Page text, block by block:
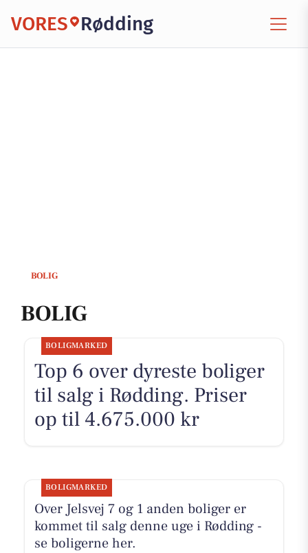
VORES Rødding
BOLIG
BOLIG
BOLIGMARKED
Top 6 over dyreste boliger
til salg i Rødding. Priser
op til 4.675.000 kr
BOLIGMARKED
Over Jelsvej 7 og 1 anden boliger er
kommet til salg denne uge i Rødding -
se boligerne her.